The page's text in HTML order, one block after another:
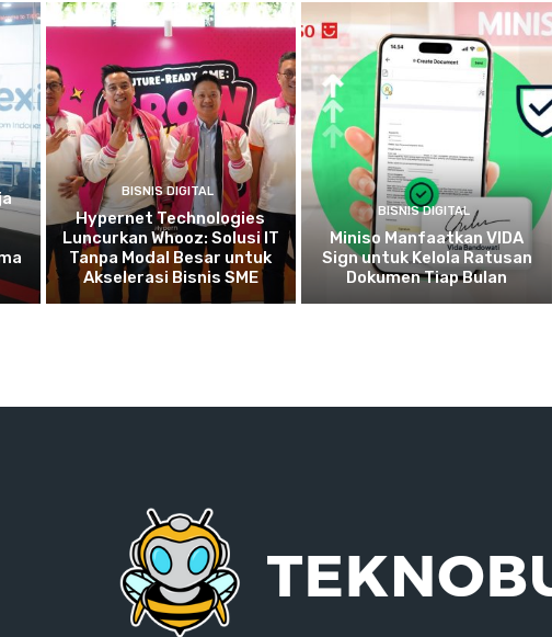
BISNIS DIGITAL
Hypernet Technologies
Luncurkan Whooz: Solusi IT
Tanpa Modal Besar untuk
Akselerasi Bisnis SME
BISNIS DIGITAL
Miniso Manfaatkan VIDA
Sign untuk Kelola Ratusan
Dokumen Tiap Bulan